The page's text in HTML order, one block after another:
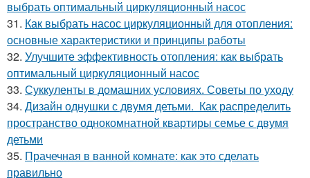
выбрать оптимальный циркуляционный насос
31. Как выбрать насос циркуляционный для отопления:
основные характеристики и принципы работы
32. Улучшите эффективность отопления: как выбрать
оптимальный циркуляционный насос
33. Суккуленты в домашних условиях. Советы по уходу
34. Дизайн однушки с двумя детьми. Как распределить
пространство однокомнатной квартиры семье с двумя
детьми
35. Прачечная в ванной комнате: как это сделать
правильно